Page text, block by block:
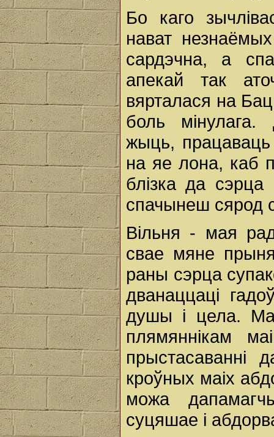
Бо каго
нават
сардэчна, а
апекай так
вярталася на
боль
жыць, працаваць
на яе лона, каб
блізка да
спачынеш сярод
Вільня - мая
свае мяне
раны сэрца
дванаццаці
душы і цела.
плямяннікам
прыстасаванні
кроўных маіх
можа
суцяшае і